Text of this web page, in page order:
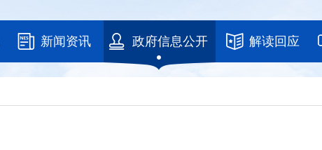
新闻资讯 政府信息公开 解读回应